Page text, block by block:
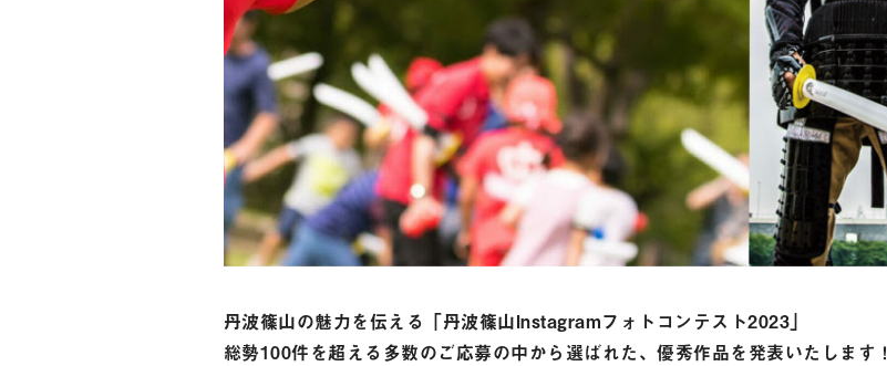
丹波篠山の魅力を伝える「丹波篠山Instagramフォトコンテスト2023」
総勢100件を超える多数のご応募の中から選ばれた、優秀作品を発表いたします！